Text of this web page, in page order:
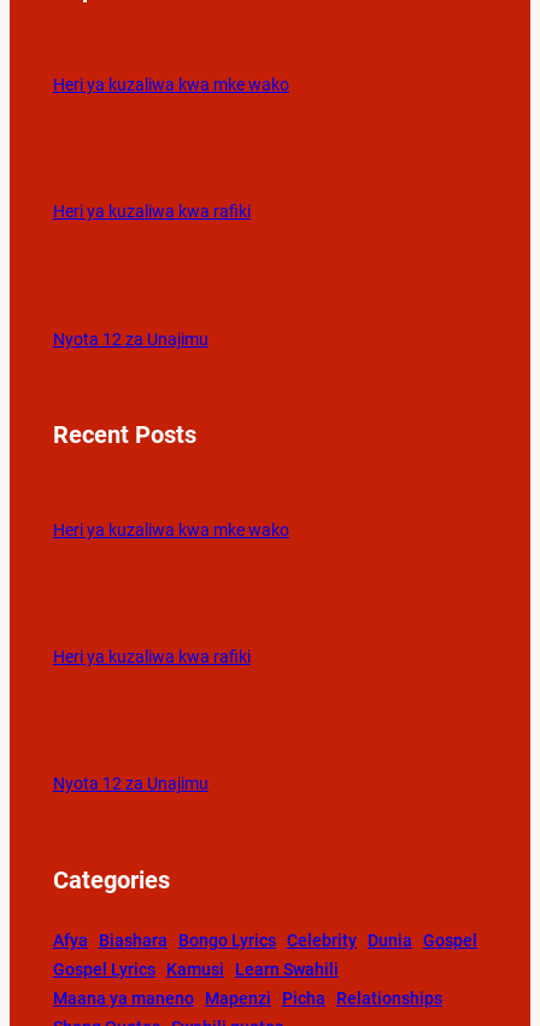
Heri ya kuzaliwa kwa mke wako
Heri ya kuzaliwa kwa rafiki
Nyota 12 za Unajimu
Recent Posts
Heri ya kuzaliwa kwa mke wako
Heri ya kuzaliwa kwa rafiki
Nyota 12 za Unajimu
Categories
Afya Biashara Bongo Lyrics Celebrity Dunia
Gospel
Gospel Lyrics
Kamusi
Learn Swahili
Maana ya maneno
Mapenzi Picha
Relationships